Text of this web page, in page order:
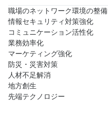
職場のネットワーク環境の整備
情報セキュリティ対策強化
コミュニケーション活性化
業務効率化
マーケティング強化
防災・災害対策
人材不足解消
地方創生
先端テクノロジー